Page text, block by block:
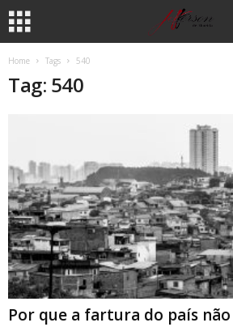
Home Tags 540
Tag: 540
Por que a fartura do país